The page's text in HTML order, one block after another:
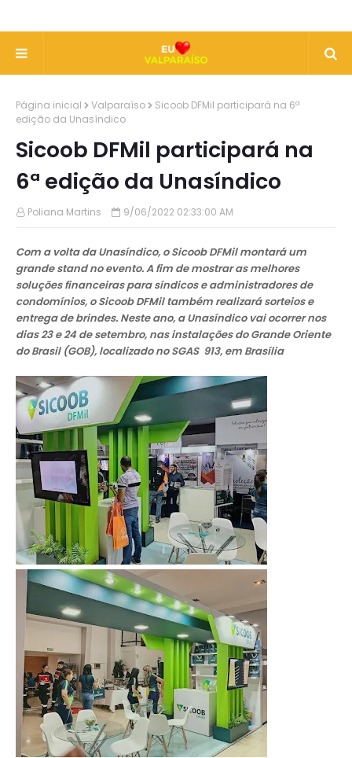
Página inicial Valparaíso
Sicoob DFMil participará na 6ª
edição da Unasíndico
Sicoob DFMil participará na
6ª edição da Unasíndico
Poliana Martins 9/06/2022 02:33:00 AM
Com a volta da Unasíndico, o Sicoob DFMil montará um
grande stand no evento. A fim de mostrar as melhores
soluções financeiras para síndicos e administradores de
condomínios, o Sicoob DFMil também realizará sorteios e
entrega de brindes. Neste ano, a Unasíndico vai ocorrer nos
dias 23 e 24 de setembro, nas instalações do Grande Oriente
do Brasil (GOB), localizado no SGAS 913, em Brasília